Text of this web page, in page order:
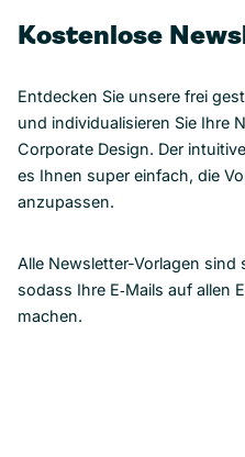
Kostenlose
Entdecken Sie unsere frei
und individualisieren Sie Ihre
Corporate Design. Der
es Ihnen super einfach, die
anzupassen.
Alle Newsletter-Vorlagen
sodass Ihre E‑Mails auf allen
machen.